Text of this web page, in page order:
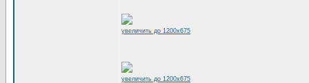
увеличить до 1200x675
увеличить до 1200x675